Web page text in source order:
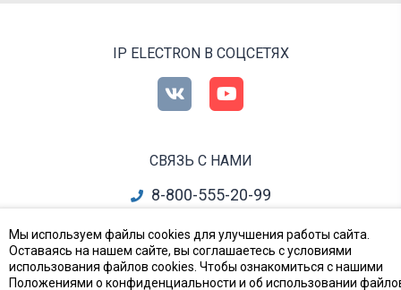
IP ELECTRON В СОЦСЕТЯХ
СВЯЗЬ С НАМИ
8-800-555-20-99
все контакты
Мы используем файлы cookies для улучшения работы сайта.
Оставаясь на нашем сайте, вы соглашаетесь с условиями
использования файлов cookies. Чтобы ознакомиться с нашими
Положениями о конфиденциальности и об использовании